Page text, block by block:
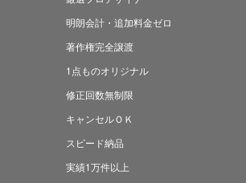
明朗会計・追加料金ゼロ
著作権完全譲渡
1点ものオリジナル
修正回数無制限
キャンセルＯＫ
スピード納品
実績1万件以上